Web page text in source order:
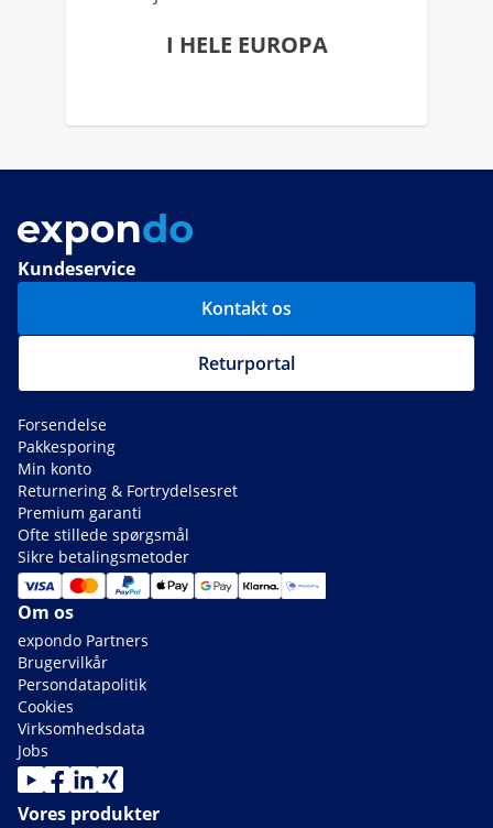
I HELE EUROPA
Kundeservice
Kontakt os
Returportal
Forsendelse
Pakkesporing
Min konto
Returnering & Fortrydelsesret
Premium garanti
Ofte stillede spørgsmål
Sikre betalingsmetoder
Om os
expondo Partners
Brugervilkår
Persondatapolitik
Cookies
Virksomhedsdata
Jobs
Vores produkter